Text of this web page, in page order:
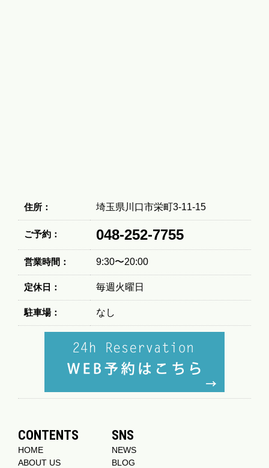
住所： 埼玉県川口市栄町3-11-15
ご予約： 048-252-7755
営業時間： 9:30〜20:00
定休日： 毎週火曜日
駐車場： なし
CONTENTS
HOME
ABOUT US
SNS
NEWS
BLOG